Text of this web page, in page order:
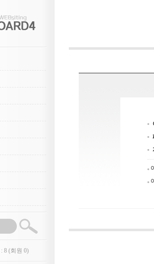
8 (회원 0)